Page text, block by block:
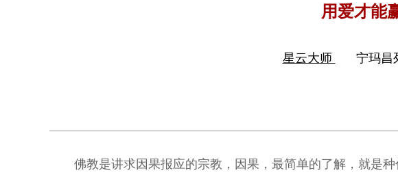
用爱才能
星云大师 宁玛昌
佛教是讲求因果报应的宗教，因果，最简单的了解，就是